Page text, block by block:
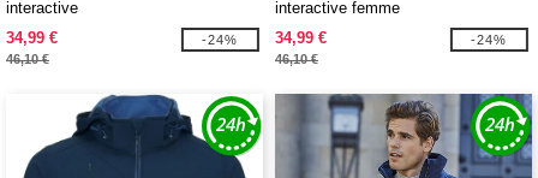
interactive
34,99 €
46,10 €
-24%
interactive femme
34,99 €
46,10 €
-24%